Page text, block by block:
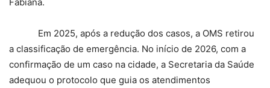
Em 2025, após a redução dos casos, a OMS retirou
a classificação de emergência. No início de 2026, com a
confirmação de um caso na cidade, a Secretaria da Saúde
adequou o protocolo que guia os atendimentos